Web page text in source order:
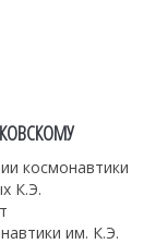
космонавтики
К.Э.
им. К.Э.